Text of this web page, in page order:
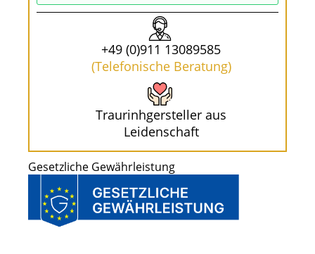
+49 (0)911 13089585
(Telefonische Beratung)
Traurinhgersteller aus
Leidenschaft
Gesetzliche Gewährleistung